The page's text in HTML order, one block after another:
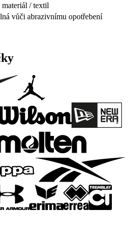
/ textil
vůči abrazivnímu opotřebení